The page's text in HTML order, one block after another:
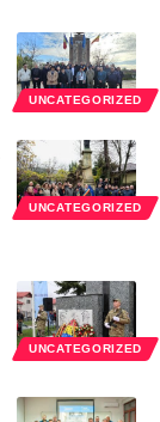
UNCATEGORIZED
UNCATEGORIZED
UNCATEGORIZED